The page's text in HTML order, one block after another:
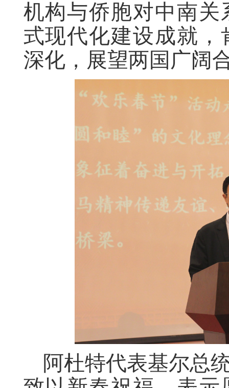
机构与侨胞对中南
式现代化建设成就
深化，展望两国广阔
阿杜特代表基尔总